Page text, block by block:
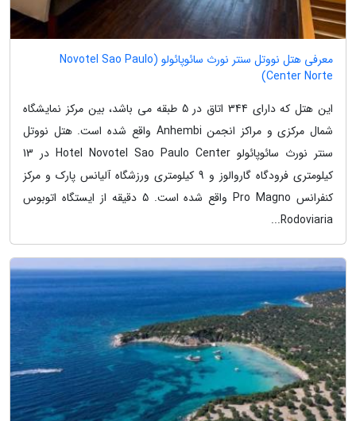
معرفی هتل نووتل سنتر نورث سائوپائولو (Novotel Sao Paulo
Center Norte)
این هتل که دارای 344 اتاق در 5 طبقه می باشد، بین مرکز نمایشگاه
شمال مرکزی و مراکز انجمن Anhembi واقع شده است. هتل نووتل
سنتر نورث سائوپائولو Hotel Novotel Sao Paulo Center در 13
کیلومتری فرودگاه گاروالوز و 9 کیلومتری ورزشگاه آلیانس پارک و مرکز
کنفرانس Pro Magno واقع شده است. 5 دقیقه از ایستگاه اتوبوس
Rodoviaria...